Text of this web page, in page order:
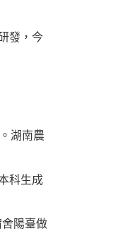
發，今
湖南農
科生成
陽臺做